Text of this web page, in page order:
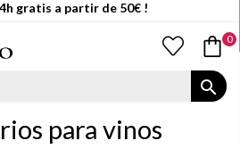
gratis a partir de 50€ !
0
search
para vinos